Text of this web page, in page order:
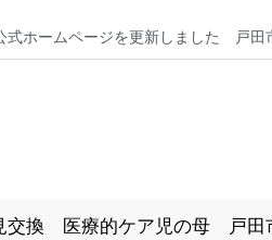
式ホームページを更新しました 戸
交換 医療的ケア児の母 戸